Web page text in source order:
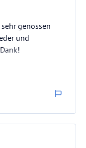
genossen
und